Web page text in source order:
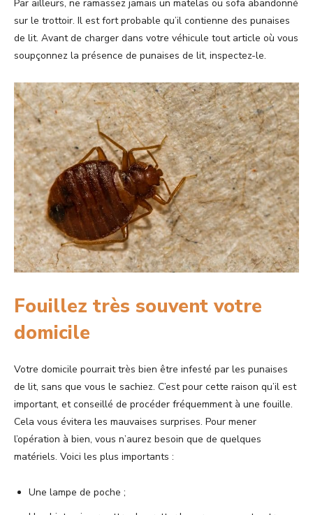
Par ailleurs, ne ramassez jamais un matelas ou sofa abandonné
sur le trottoir. Il est fort probable qu’il contienne des punaises
de lit. Avant de charger dans votre véhicule tout article où vous
soupçonnez la présence de punaises de lit, inspectez-le.
Fouillez très souvent votre
domicile
Votre domicile pourrait très bien être infesté par les punaises
de lit, sans que vous le sachiez. C’est pour cette raison qu’il est
important, et conseillé de procéder fréquemment à une fouille.
Cela vous évitera les mauvaises surprises. Pour mener
l’opération à bien, vous n’aurez besoin que de quelques
matériels. Voici les plus importants :
Une lampe de poche ;